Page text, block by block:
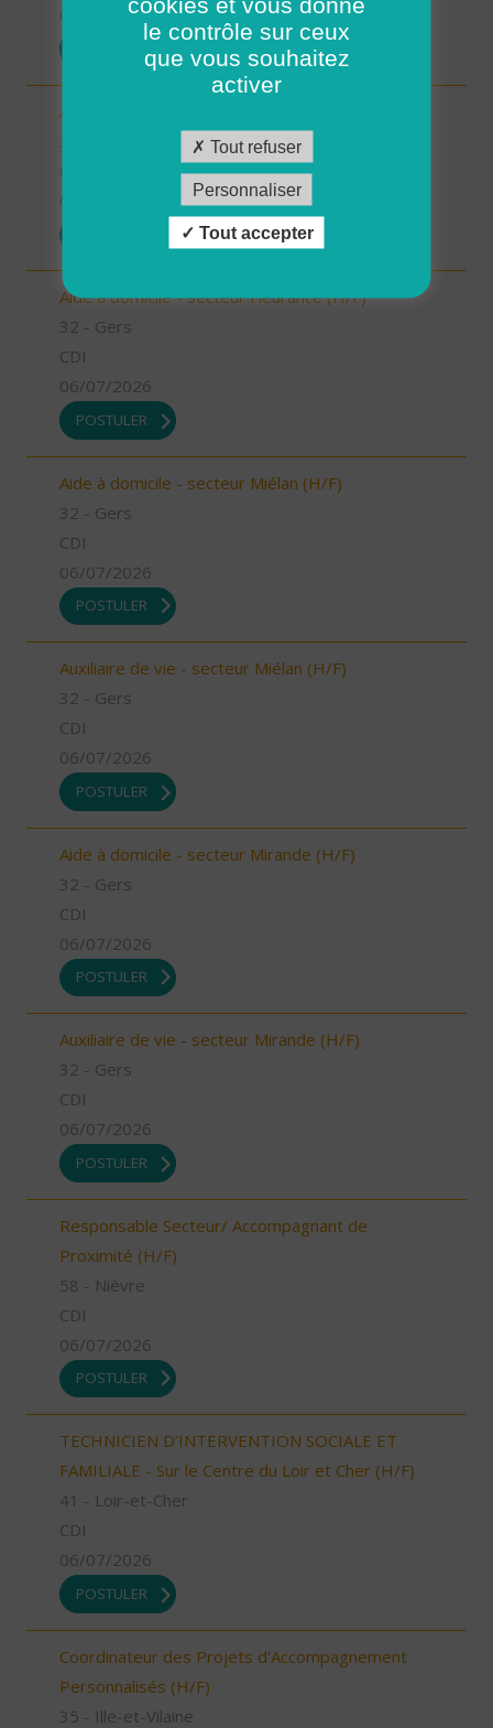
07/07/2026
Aide à domicile - secteur Condom (H/F)
Aide à domicile - secteur Fleurance (H/F)
32 - Gers
CDI
06/07/2026
POSTULER
Aide à domicile - secteur Miélan (H/F)
32 - Gers
CDI
06/07/2026
POSTULER
Auxiliaire de vie - secteur Miélan (H/F)
32 - Gers
CDI
06/07/2026
POSTULER
Aide à domicile - secteur Mirande (H/F)
32 - Gers
CDI
06/07/2026
POSTULER
Auxiliaire de vie - secteur Mirande (H/F)
32 - Gers
CDI
06/07/2026
POSTULER
Responsable Secteur/ Accompagnant de
Proximité (H/F)
58 - Nièvre
CDI
06/07/2026
POSTULER
TECHNICIEN D’INTERVENTION SOCIALE ET
FAMILIALE - Sur le Centre du Loir et Cher (H/F)
41 - Loir-et-Cher
CDI
06/07/2026
POSTULER
Coordinateur des Projets d'Accompagnement
Personnalisés (H/F)
35 - Ille-et-Vilaine
le contrôle sur ceux
que vous souhaitez
activer
Tout refuser
Personnaliser
Tout accepter